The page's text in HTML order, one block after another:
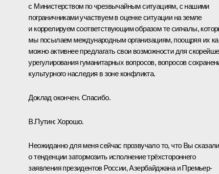
с Министерством по чрезвычайным ситуациям, с нашими
пограничниками участвуем в оценке ситуации на земле
и коррелируем соответствующим образом те сигналы,
мы посылаем международным организациям, поощряя их
можно активнее предлагать свои возможности для
урегулирования гуманитарных вопросов, вопросов
культурного наследия в зоне конфликта.
Доклад окончен. Спасибо.
В.Путин: Хорошо.
Неожиданно для меня сейчас прозвучало то, что Вы сказали
о тенденции затормозить исполнение трёхстороннего
заявления президентов России, Азербайджана и Премьер-